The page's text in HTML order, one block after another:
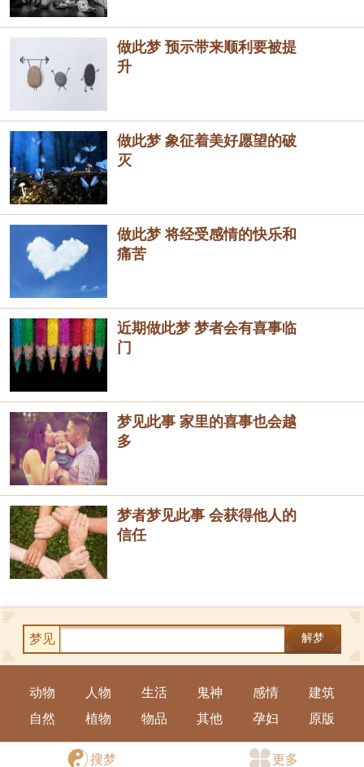
做此梦 预示带来顺利要被提
升
做此梦 象征着美好愿望的破
灭
做此梦 将经受感情的快乐和
痛苦
近期做此梦 梦者会有喜事临
门
梦见此事 家里的喜事也会越
多
梦者梦见此事 会获得他人的
信任
梦见 解梦
搜梦 更多
动物 人物 生活 鬼神 感情
建筑
自然
植物 物品 其他 孕妇 原版